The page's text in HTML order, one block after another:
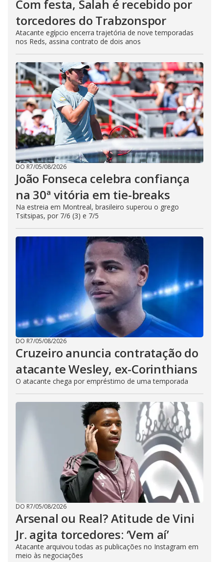
Com festa, Salah é recebido por
torcedores do Trabzonspor
Atacante egípcio encerra trajetória de nove temporadas
nos Reds, assina contrato de dois anos
DO R7/05/08/2026
João Fonseca celebra confiança
na 30ª vitória em tie-breaks
Na estreia em Montreal, brasileiro superou o grego
Tsitsipas, por 7/6 (3) e 7/5
DO R7/05/08/2026
Cruzeiro anuncia contratação do
atacante Wesley, ex-Corinthians
O atacante chega por empréstimo de uma temporada
DO R7/05/08/2026
Arsenal ou Real? Atitude de Vini
Jr. agita torcedores: ‘Vem aí’
Atacante arquivou todas as publicações no Instagram em
meio às negociações